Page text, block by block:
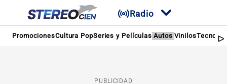
Radio
PromocionesCultura PopSeries y Películas Autos Vinilos
PUBLICIDAD